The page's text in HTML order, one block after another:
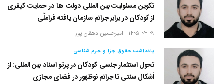
تکوین مسئولیت بین المللی دولت ها در حمایت کیفری
از کودکان در برابر جرائم سازمان یافته فراملّی
۱۴۰۵-۰۳-۰۹ - امیرحسین دهقان پور
یادداشت حقوق جزا و جرم شناسی
تحول استثمار جنسی کودکان در پرتو اسناد بین المللی: از
اَشکال سنتی تا جرائم نوظهور در فضای مجازی